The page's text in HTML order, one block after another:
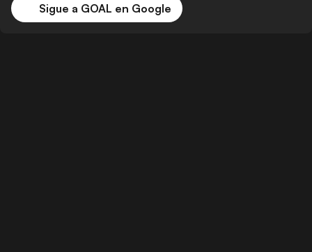
Sigue a GOAL en Google